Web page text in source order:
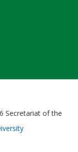
Secretariat of the